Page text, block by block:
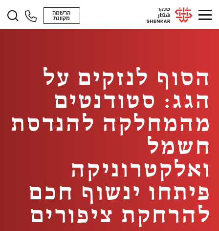
הרשמה
מקוונת
הסוף לנזקים על
הגג: סטודנטים
מהמחלקה להנדסת
חשמל
ואלקטרוניקה
פיתחו ינשוף חכם
להרחקת ציפורים